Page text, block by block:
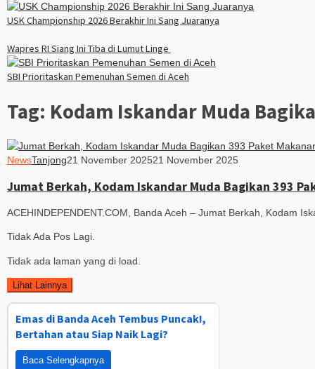
USK Championship 2026 Berakhir Ini Sang Juaranya
Wapres RI Siang Ini Tiba di Lumut Linge
SBI Prioritaskan Pemenuhan Semen di Aceh
Tag: Kodam Iskandar Muda
NewsTanjong21 November 202521 November 2025
Jumat Berkah, Kodam Iskandar Muda Bagikan 393
ACEHINDEPENDENT.COM, Banda Aceh – Jumat Berkah, Kodam
Tidak Ada Pos Lagi.
Tidak ada laman yang di load.
Lihat Lainnya
Emas di Banda Aceh Tembus Puncak!,
Bertahan atau Siap Naik Lagi?
Baca Selengkapnya